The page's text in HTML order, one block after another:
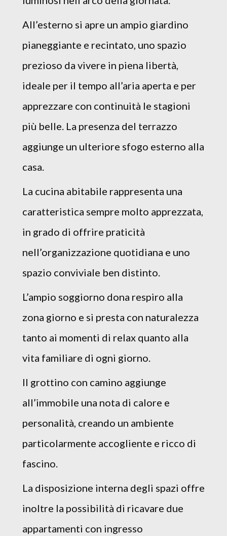
All’esterno si apre un ampio giardino
pianeggiante e recintato, uno spazio
prezioso da vivere in piena libertà,
ideale per il tempo all’aria aperta e per
apprezzare con continuità le stagioni
più belle. La presenza del terrazzo
aggiunge un ulteriore sfogo esterno alla
casa.
La cucina abitabile rappresenta una
caratteristica sempre molto apprezzata,
in grado di offrire praticità
nell’organizzazione quotidiana e uno
spazio conviviale ben distinto.
L’ampio soggiorno dona respiro alla
zona giorno e si presta con naturalezza
tanto ai momenti di relax quanto alla
vita familiare di ogni giorno.
Il grottino con camino aggiunge
all’immobile una nota di calore e
personalità, creando un ambiente
particolarmente accogliente e ricco di
fascino.
La disposizione interna degli spazi offre
inoltre la possibilità di ricavare due
appartamenti con ingresso